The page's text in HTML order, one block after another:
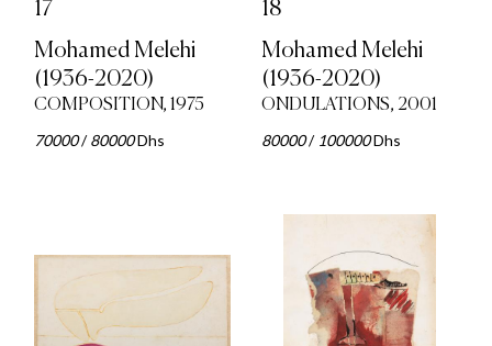
17
Mohamed Melehi
(1936-2020)
COMPOSITION, 1975
70000/80000Dhs
18
Mohamed Melehi
(1936-2020)
ONDULATIONS, 2001
80000/ 100000Dhs